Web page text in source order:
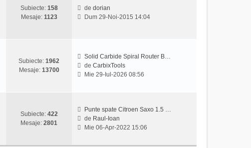
e
t
l
m
e
Subiecte: 158
Mesaje: 1123
dedorian
V
l
t
i
m
e
s
Dum 29-Noi-2015 14:04
Subiecte: 1962
Mesaje: 13700
Solid Carbide Spiral Router B…
deCarbixTools
V
u
t
m
Mie 29-Iul-2026 08:56
Subiecte: 422
Mesaje: 2801
Punte spate Citroen Saxo 1.5 …
de Raul-Ioan
V
Mie 06-Apr-2022 15:06